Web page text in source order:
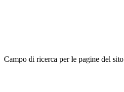
Campo di ricerca per le pagine del sito